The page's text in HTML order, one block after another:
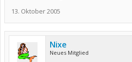
13. Oktober 2005
Nixe
Neues Mitglied